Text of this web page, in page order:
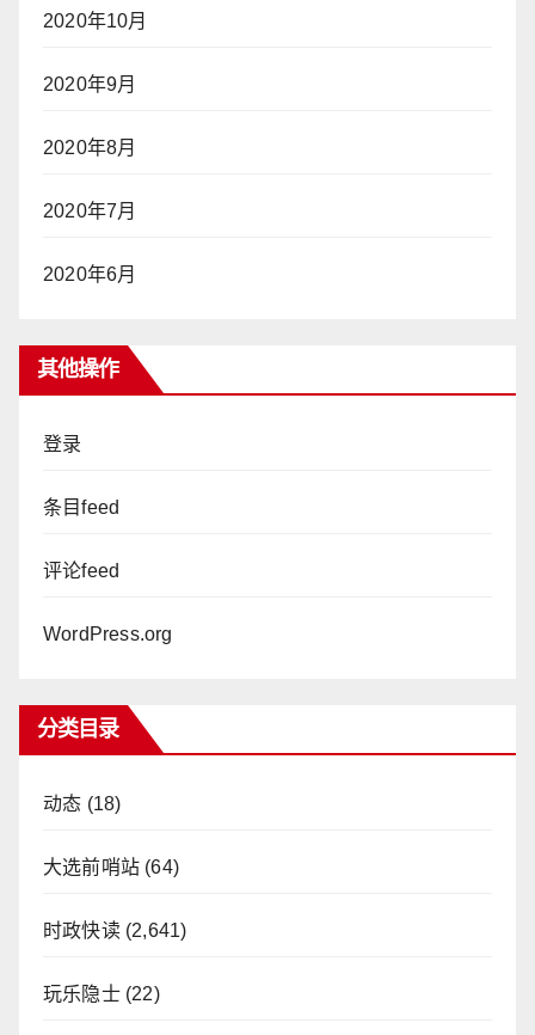
2020年10月
2020年9月
2020年8月
2020年7月
2020年6月
其他操作
登录
条目feed
评论feed
WordPress.org
分类目录
动态 (18)
大选前哨站 (64)
时政快读(2,641)
玩乐隐士(22)